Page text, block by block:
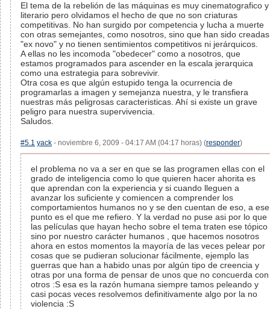
El tema de la rebelión de las máquinas es muy cinematografico y
literario pero olvidamos el hecho de que no son criaturas
competitivas. No han surgido por competencia y lucha a muerte
con otras semejantes, como nosotros, sino que han sido creadas
"ex novo" y no tienen sentimientos competitivos ni jerárquicos.
A ellas no les incomoda "obedecer" como a nosotros, que
estamos programados para ascender en la escala jerarquica
como una estrategia para sobrevivir.
Otra cosa es que algún estupido tenga la ocurrencia de
programarlas a imagen y semejanza nuestra, y le transfiera
nuestras más peligrosas caracteristicas. Ahí si existe un grave
peligro para nuestra supervivencia.
Saludos.
#5.1 yack - noviembre 6, 2009 - 04:17 AM (04:17 horas) (responder)
el problema no va a ser en que se las programen ellas con el
grado de inteligencia como lo que quieren hacer ahorita es
que aprendan con la experiencia y si cuando lleguen a
avanzar los suficiente y comiencen a comprender los
comportamientos humanos no y se den cuentan de eso, a ese
punto es el que me refiero. Y la verdad no puse asi por lo que
las películas que hayan hecho sobre el tema traten ese tópico
sino por nuestro carácter humanos , que hacemos nosotros
ahora en estos momentos la mayoría de las veces pelear por
cosas que se pudieran solucionar fácilmente, ejemplo las
guerras que han a habido unas por algún tipo de creencia y
otras por una forma de pensar de unos que no concuerda con
otros :S esa es la razón humana siempre tamos peleando y
casi pocas veces resolvemos definitivamente algo por la no
violencia :S